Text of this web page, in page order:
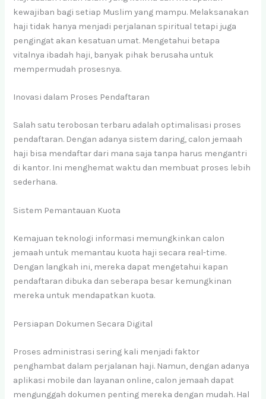
kewajiban bagi setiap Muslim yang mampu. Melaksanakan
haji tidak hanya menjadi perjalanan spiritual tetapi juga
pengingat akan kesatuan umat. Mengetahui betapa
vitalnya ibadah haji, banyak pihak berusaha untuk
mempermudah prosesnya.
Inovasi dalam Proses Pendaftaran
Salah satu terobosan terbaru adalah optimalisasi proses
pendaftaran. Dengan adanya sistem daring, calon jemaah
haji bisa mendaftar dari mana saja tanpa harus mengantri
di kantor. Ini menghemat waktu dan membuat proses lebih
sederhana.
Sistem Pemantauan Kuota
Kemajuan teknologi informasi memungkinkan calon
jemaah untuk memantau kuota haji secara real-time.
Dengan langkah ini, mereka dapat mengetahui kapan
pendaftaran dibuka dan seberapa besar kemungkinan
mereka untuk mendapatkan kuota.
Persiapan Dokumen Secara Digital
Proses administrasi sering kali menjadi faktor
penghambat dalam perjalanan haji. Namun, dengan adanya
aplikasi mobile dan layanan online, calon jemaah dapat
mengunggah dokumen penting mereka dengan mudah. Hal